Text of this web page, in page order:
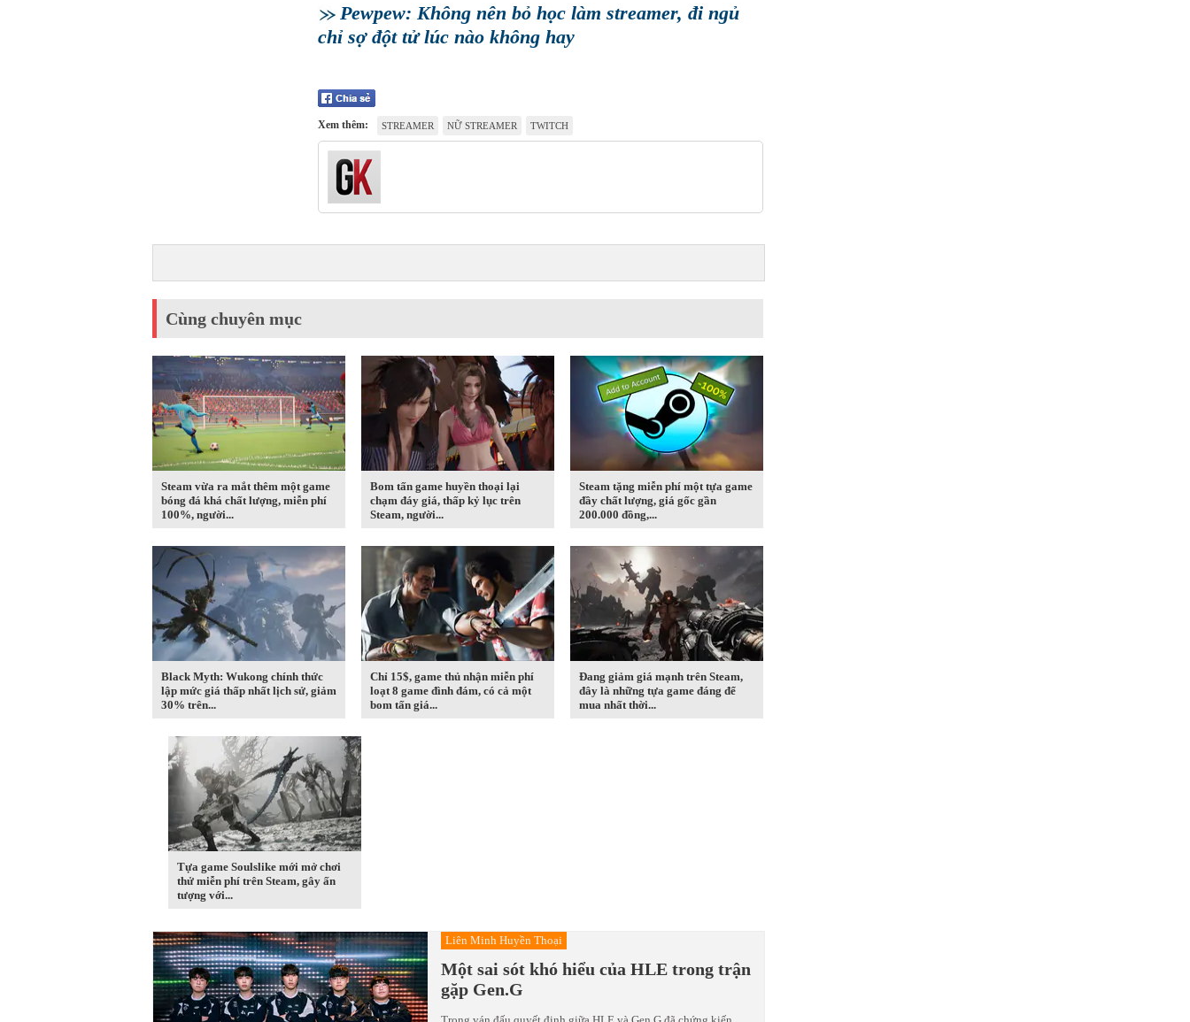
Pewpew: Không nên bỏ học làm streamer, đi ngủ
chỉ sợ đột tử lúc nào không hay
Xem thêm: STREAMER NỮ STREAMER TWITCH
Cùng chuyên mục
Steam vừa ra mắt thêm một game
bóng đá khá chất lượng, miễn phí
100%, người...
Bom tấn game huyền thoại lại
chạm đáy giá, thấp kỷ lục trên
Steam, người...
Steam tặng miễn phí một tựa game
đầy chất lượng, giá gốc gần
200.000 đồng,...
Black Myth: Wukong chính thức
lập mức giá thấp nhất lịch sử, giảm
30% trên...
Chỉ 15$, game thủ nhận miễn phí
loạt 8 game đình đám, có cả một
bom tấn giá...
Đang giảm giá mạnh trên Steam,
đây là những tựa game đáng để
mua nhất thời...
Tựa game Soulslike mới mở chơi
thử miễn phí trên Steam, gây ấn
tượng với...
Liên Minh Huyền Thoại
Một sai sót khó hiểu của HLE trong trận
gặp Gen.G